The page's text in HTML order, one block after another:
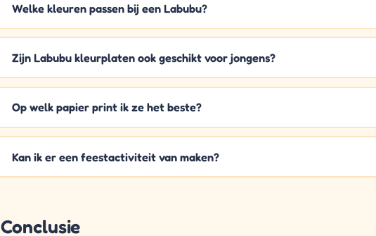
Welke kleuren passen bij een Labubu?
Zijn Labubu kleurplaten ook geschikt voor jongens?
Op welk papier print ik ze het beste?
Kan ik er een feestactiviteit van maken?
Conclusie